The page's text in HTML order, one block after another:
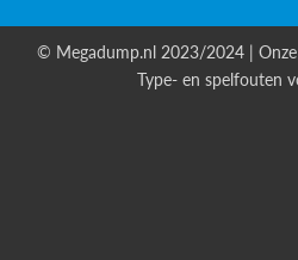
© Megadump.nl 2023/2024 | Onze
Type- en spelfouten